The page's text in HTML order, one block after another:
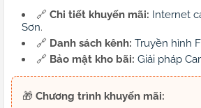
🔗 Chi tiết khuyến mãi: Internet
Sơn.
🔗 Danh sách kênh: Truyền hình
🔗 Bảo mật kho bãi: Giải pháp
🎁 Chương trình khuyến mãi: